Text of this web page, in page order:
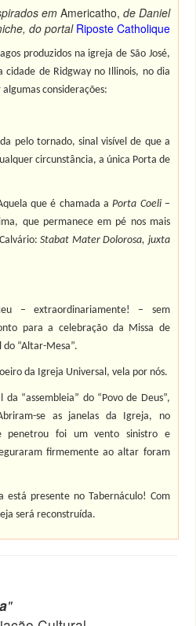
em Americatho, de Daniel
do portal Riposte Catholique
produzidos na igreja de São José,
de Ridgway no Illinois, no dia
considerações:
pelo tornado, sinal visível de que a
circunstância, a única Porta de
que é chamada aPorta Coeli–
que permanece em pé nos mais
Stabat Mater Dolorosa, juxta
– extraordinariamente! – sem
para a celebração da Missa de
“Altar-Mesa”.
da Igreja Universal, vela por nós.
“assembleia” do “Povo de Deus”,
se as janelas da Igreja, no
foi um vento sinistro e
firmemente ao altar foram
está presente no Tabernáculo! Com
será reconstruída.
"